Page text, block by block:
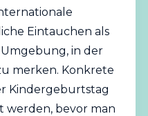
Eintauchen als
in der
merken. Konkrete
Kindergeburtstag
werden, bevor man